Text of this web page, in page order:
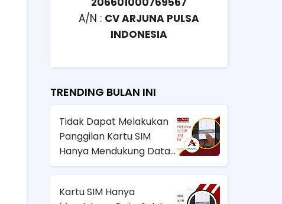
A/N : CV ARJUNA PULSA
INDONESIA
TRENDING BULAN INI
Tidak Dapat Melakukan
Panggilan Kartu SIM
Hanya Mendukung Data
Seluler HP Samsung? Ini
Kartu SIM Hanya